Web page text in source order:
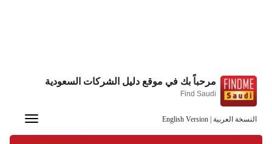
النسخة العربية English Version
مرحباً بك في موقع دليل الشركات السعودية
Find Saudi
Toggle